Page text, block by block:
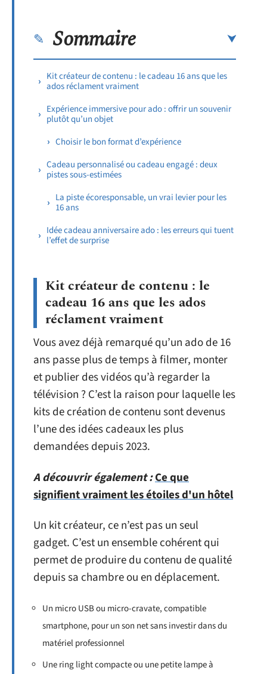
Sommaire
Kit créateur de contenu : le cadeau 16 ans que les
ados réclament vraiment
Expérience immersive pour ado : offrir un souvenir
plutôt qu’un objet
Choisir le bon format d’expérience
Cadeau personnalisé ou cadeau engagé : deux
pistes sous-estimées
La piste écoresponsable, un vrai levier pour les
16 ans
Idée cadeau anniversaire ado : les erreurs qui tuent
l’effet de surprise
Kit créateur de contenu : le
cadeau 16 ans que les ados
réclament vraiment
Vous avez déjà remarqué qu’un ado de 16
ans passe plus de temps à filmer, monter
et publier des vidéos qu’à regarder la
télévision ? C’est la raison pour laquelle les
kits de création de contenu sont devenus
l’une des idées cadeaux les plus
demandées depuis 2023.
A découvrir également :Ce que
signifient vraiment les étoiles d'un hôtel
Un kit créateur, ce n’est pas un seul
gadget. C’est un ensemble cohérent qui
permet de produire du contenu de qualité
depuis sa chambre ou en déplacement.
Un micro USB ou micro-cravate, compatible
smartphone, pour un son net sans investir dans du
matériel professionnel
Une ring light compacte ou une petite lampe à